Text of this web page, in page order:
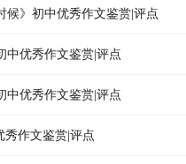
候》初中优秀作文鉴赏|评点
中优秀作文鉴赏|评点
中优秀作文鉴赏|评点
秀作文鉴赏|评点